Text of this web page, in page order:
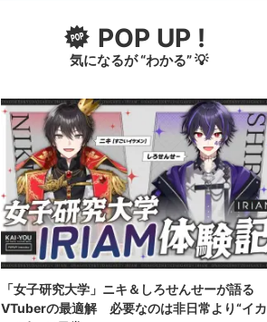
POP UP !
気になるが “わかる” 💡
「女子研究大学」ニキ＆しろせんせーが語る
VTuberの最適解 必要なのは非日常より“イカ